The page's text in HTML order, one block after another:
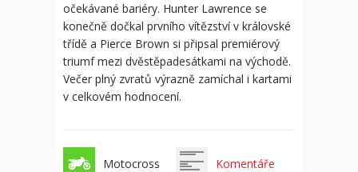
očekávané bariéry. Hunter Lawrence se
konečně dočkal prvního vítězství v královské
třídě a Pierce Brown si připsal premiérový
triumf mezi dvěstěpadesátkami na východě.
Večer plný zvratů výrazně zamíchal i kartami
v celkovém hodnocení.
Motocross Komentáře